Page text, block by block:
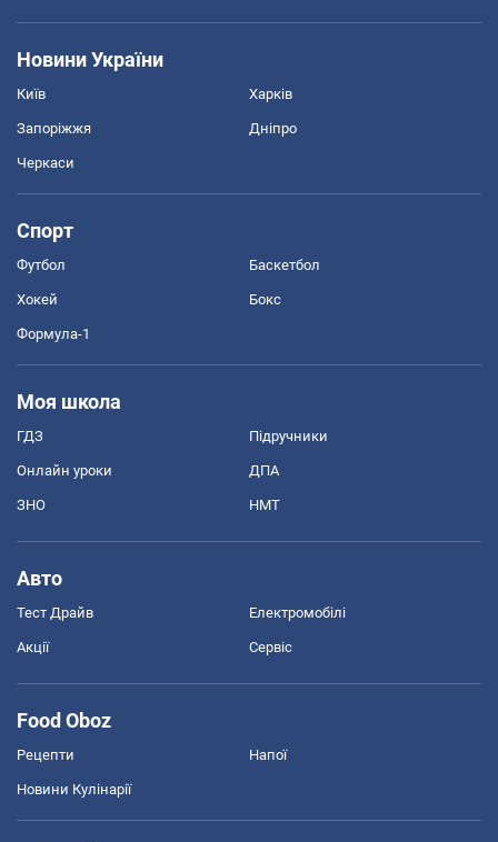
Новини України
Київ Харків
Запоріжжя Дніпро
Черкаси
Спорт
Футбол Баскетбол
Хокей Бокс
Формула-1
Моя школа
ГДЗ Підручники
Онлайн уроки ДПА
ЗНО НМТ
Авто
Тест Драйв Електромобілі
Акції Сервіс
Food Oboz
Рецепти Напої
Новини Кулінарії